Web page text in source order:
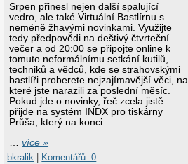
Srpen přinesl nejen další spalující
vedro, ale také Virtuální Bastlírnu s
neméně žhavými novinkami. Využijte
tedy předpovědi na deštivý čtvrteční
večer a od 20:00 se připojte online k
tomuto neformálnímu setkání kutilů,
techniků a vědců, kde se strahovskými
bastlíři proberete nejzajímavější věci, na
které jste narazili za poslední měsíc.
Pokud jde o novinky, řeč zcela jistě
přijde na systém INDX pro tiskárny
Průša, který na konci
…více »
bkralik
Komentářů: 0